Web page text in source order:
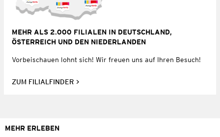
MEHR ALS 2.000 FILIALEN IN DEUTSCHLAND,
ÖSTERREICH UND DEN NIEDERLANDEN
Vorbeischauen lohnt sich! Wir freuen uns auf Ihren Besuch!
ZUM FILIALFINDER
MEHR ERLEBEN